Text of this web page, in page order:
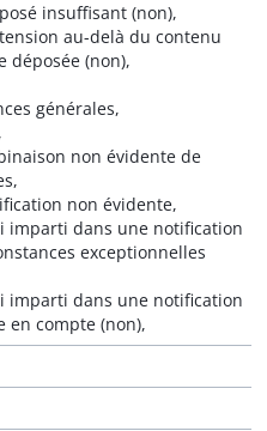
insuffisant (non),
au-delà du contenu
déposée (non),
générales,
non évidente de
non évidente,
imparti dans une notification
exceptionnelles
imparti dans une notification
en compte (non),